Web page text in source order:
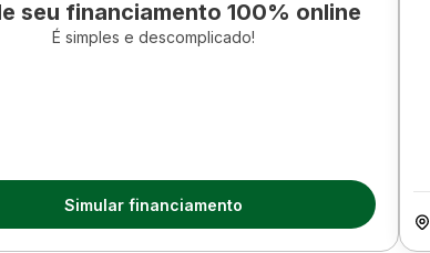
seu financiamento 100% online
É simples e descomplicado!
Simular financiamento